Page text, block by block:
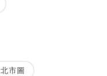
北市圖